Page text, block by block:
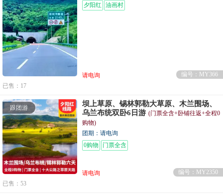
夕阳红
油画村
请电询
编号：MY366
已售：17
跟团游
坝上草原、锡林郭勒大草原、木兰围场、
乌兰布统双卧6日游 (门票全含+卧铺往返+全程0
购物)
团期：请电询
0购物
门票全含
请电询
编号：MY2350
已售：53